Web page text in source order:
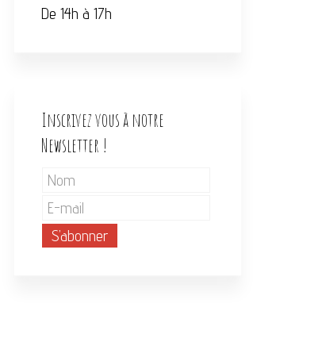
De 14h à 17h
Inscrivez vous à notre
Newsletter !